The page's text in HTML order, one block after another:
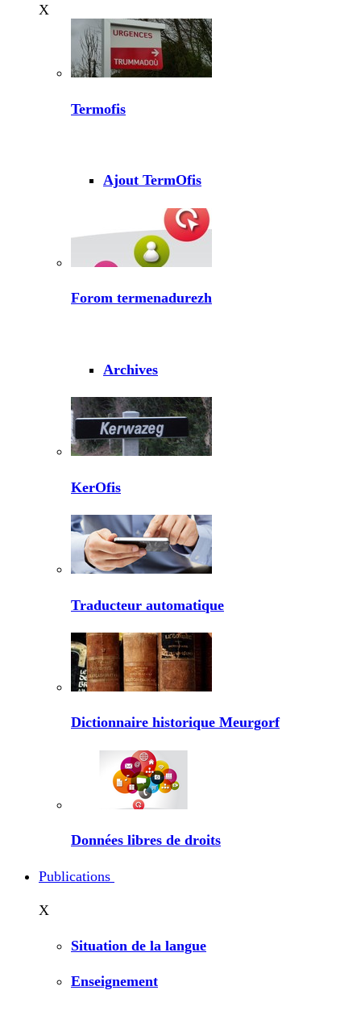
X
Termofis
Ajout TermOfis
Forom termenadurezh
Archives
KerOfis
Traducteur automatique
Dictionnaire historique Meurgorf
Données libres de droits
Publications
X
Situation de la langue
Enseignement